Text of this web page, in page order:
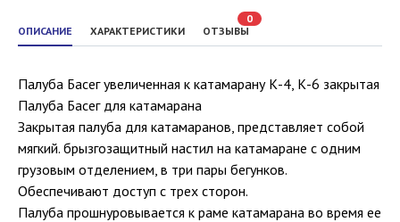
ОПИСАНИЕ ХАРАКТЕРИСТИКИ ОТЗЫВЫ
0
Палуба Басег увеличенная к катамарану К-4, К-6 закрытая
Палуба Басег для катамарана
Закрытая палуба для катамаранов, представляет собой
мягкий. брызгозащитный настил на катамаране с одним
грузовым отделением, в три пары бегунков.
Обеспечивают доступ с трех сторон.
Палуба прошнуровывается к раме катамарана во время ее